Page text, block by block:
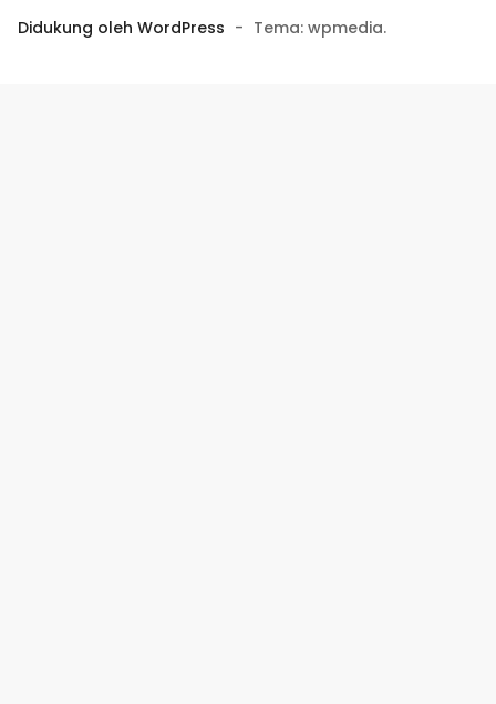
Didukung oleh WordPress - Tema: wpmedia.